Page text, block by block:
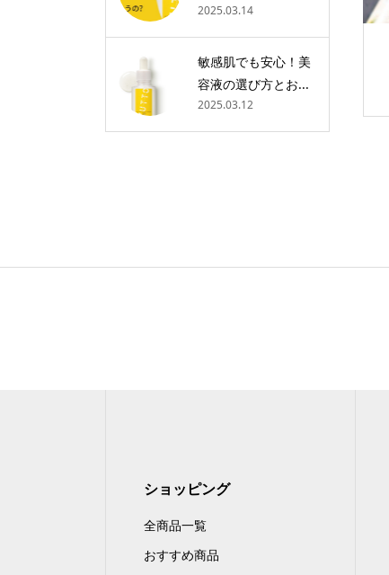
2025.03.14
敏感肌でも安心！美
容液の選び方とお...
2025.03.12
ショッピング
全商品一覧
おすすめ商品